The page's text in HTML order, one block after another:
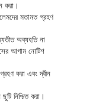
করা।
মতামত গ্রহণ
অব্যহতি না
আগাম নোটিশ
করা এবং দ্বীন
নিশ্চিত করা।